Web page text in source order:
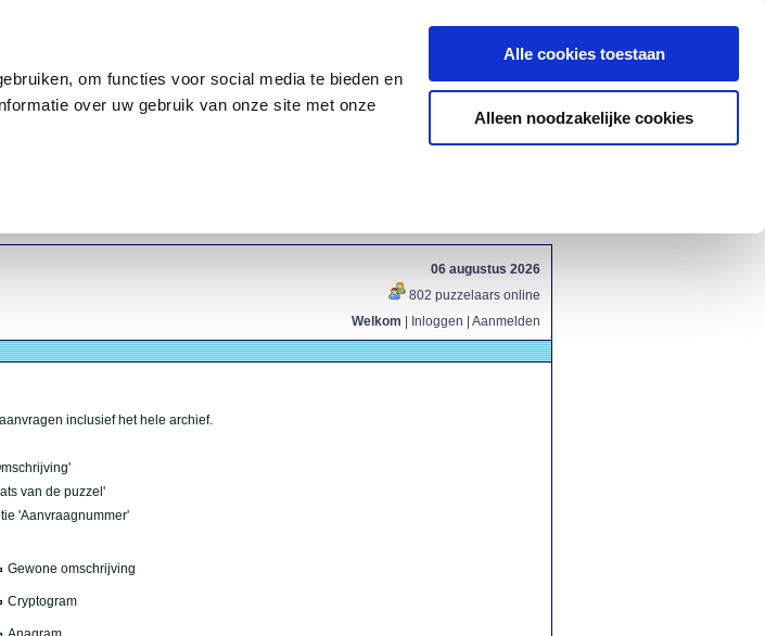
om functies voor social media te bieden en
over uw gebruik van onze site met onze
Alle cookies toestaan
Alleen noodzakelijke cookies
06 augustus 2026
802 puzzelaars online
Welkom
Inloggen Aanmelden
inclusief het hele archief.
van de puzzel'
'Aanvraagnummer'
Gewone omschrijving
Cryptogram